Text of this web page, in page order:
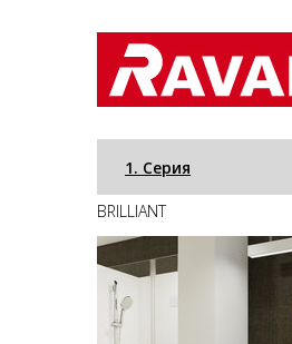
1. Серия
BRILLIANT